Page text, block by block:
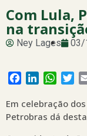
Com Lula,
na
Ney Lages 03/
Facebook
LinkedIn
Em celebração
Petrobras dá